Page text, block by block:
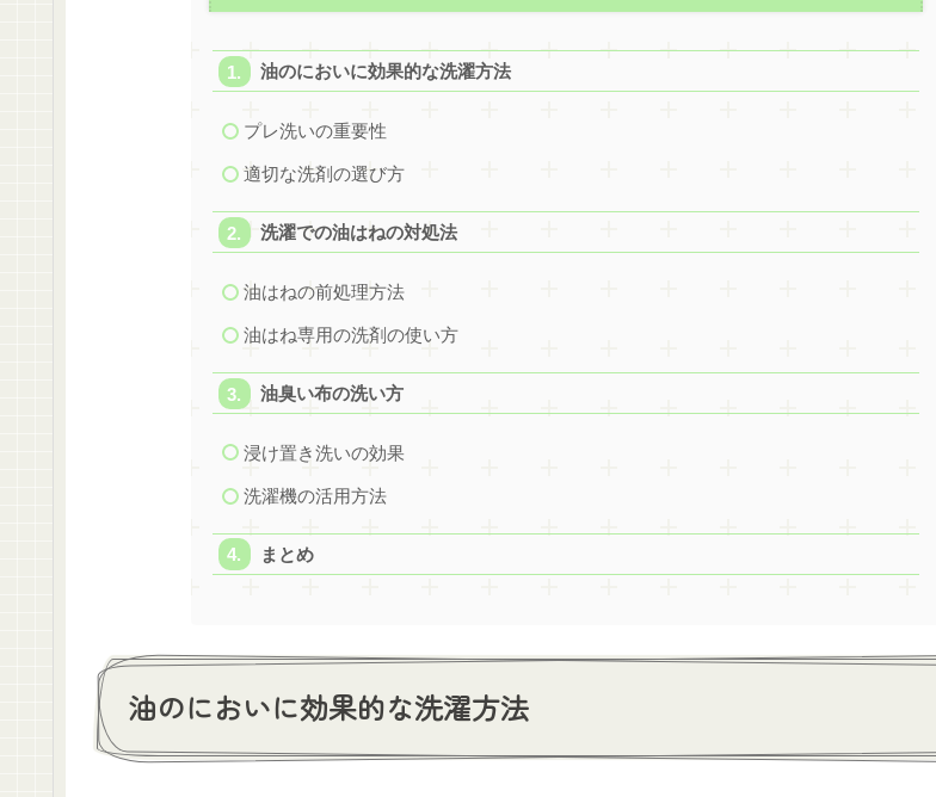
油のにおいに効果的な洗濯方法
プレ洗いの重要性
適切な洗剤の選び方
洗濯での油はねの対処法
油はねの前処理方法
油はね専用の洗剤の使い方
油臭い布の洗い方
浸け置き洗いの効果
洗濯機の活用方法
まとめ
油のにおいに効果的な洗濯方法